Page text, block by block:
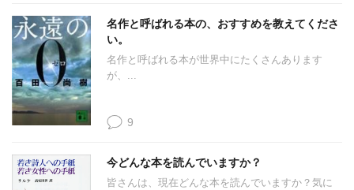
名作と呼ばれる本の、おすすめを教えてくださ
い。
名作と呼ばれる本が世界中にたくさんあります
が、...
9
今どんな本を読んでいますか？
皆さんは、現在どんな本を読んでいますか？気に